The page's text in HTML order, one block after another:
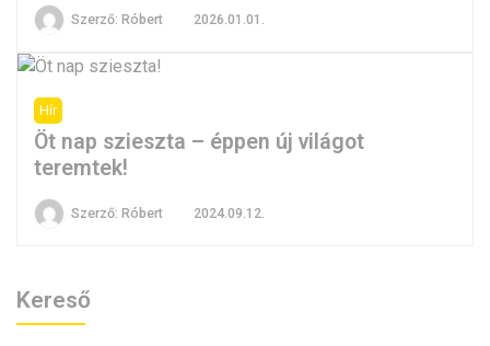
Szerző: Róbert 2026.01.01.
Hír
Öt nap szieszta – éppen új világot
teremtek!
Szerző: Róbert 2024.09.12.
Kereső